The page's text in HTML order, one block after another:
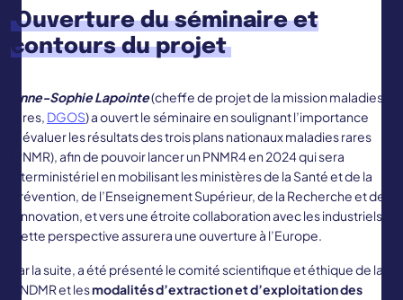
Ouverture du séminaire et
contours du projet
Anne-Sophie Lapointe(cheffe de projet de la mission maladies
rares, DGOS) a ouvert le séminaire en soulignant l’importance
d’évaluer les résultats des trois plans nationaux maladies rares
(PNMR), afin de pouvoir lancer un PNMR4 en 2024 qui sera
interministériel en mobilisant les ministères de la Santé et de la
Prévention, de l’Enseignement Supérieur, de la Recherche et de
l’Innovation, et vers une étroite collaboration avec les industriels.
Cette perspective assurera une ouverture à l’Europe.
Par la suite, a été présenté le comité scientifique et éthique de la
BNDMR et lesmodalités d’extraction et d’exploitation des